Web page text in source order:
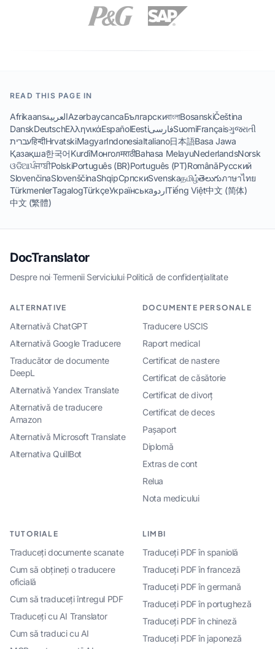
READ THIS PAGE IN
AfrikaansالعربيةAzərbaycancaБългарскиবাংলাBosanskiČeština
DanskDeutschΕλληνικάEspañolEestiفارسیSuomiFrançaisગુજરાતી
עבריתहिन्दीHrvatskiMagyarIndonesiaItaliano日本語Basa Jawa
Қазақша한국어KurdîМонголमराठीBahasa MelayuNederlandsNorsk
ଓଡିଆਪੰਜਾਬੀPolskiPortuguês (BR)Português (PT)RomânăРусский
SlovenčinaSlovenščinaShqipСрпскиSvenskaதமிழ்తెలుగుภาษาไทย
TürkmenlerTagalogTürkçeУкраїнськаاردوTiếng Việt中文 (简体)
中文 (繁體)
DocTranslator
Despre noi·Termenii Serviciului·Politică de confidențialitate
ALTERNATIVE
Alternativă ChatGPT
Alternativă Google Traducere
Traducător de documente
DeepL
Alternativă Yandex Translate
Alternativă de traducere
Amazon
Alternativă Microsoft Translate
Alternativa QuillBot
DOCUMENTE PERSONALE
Traducere USCIS
Raport medical
Certificat de nastere
Certificat de căsătorie
Certificat de divorț
Certificat de deces
Pașaport
Diplomă
Extras de cont
Relua
Nota medicului
TUTORIALE
Traduceți documente scanate
Cum să obțineți o traducere
oficială
Cum să traduceți întregul PDF
Traduceți cu AI Translator
Cum să traduci cu AI
LIMBI
Traduceți PDF în spaniolă
Traduceți PDF în franceză
Traduceți PDF în germană
Traduceți PDF în portugheză
Traduceți PDF în chineză
Traduceți PDF în japoneză